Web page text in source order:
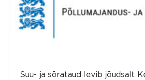
Suu- ja sõrataud levib jõudsalt